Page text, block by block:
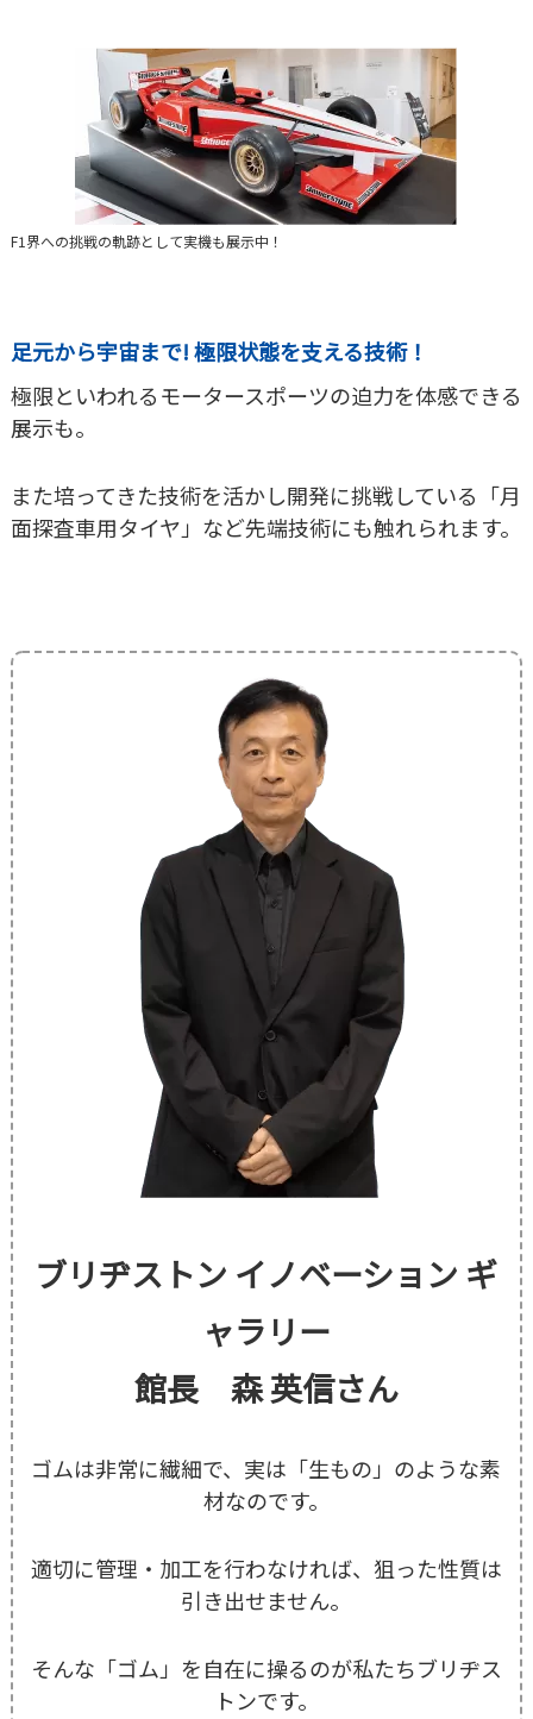
F1界への挑戦の軌跡として実機も展示中！
足元から宇宙まで! 極限状態を支える技術！
極限といわれるモータースポーツの迫力を体感できる
展示も。
また培ってきた技術を活かし開発に挑戦している「月
面探査車用タイヤ」など先端技術にも触れられます。
ブリヂストン イノベーション ギ
ャラリー
館長 森 英信さん
ゴムは非常に繊細で、実は「生もの」のような素
材なのです。
適切に管理・加工を行わなければ、狙った性質は
引き出せません。
そんな「ゴム」を自在に操るのが私たちブリヂス
トンです。